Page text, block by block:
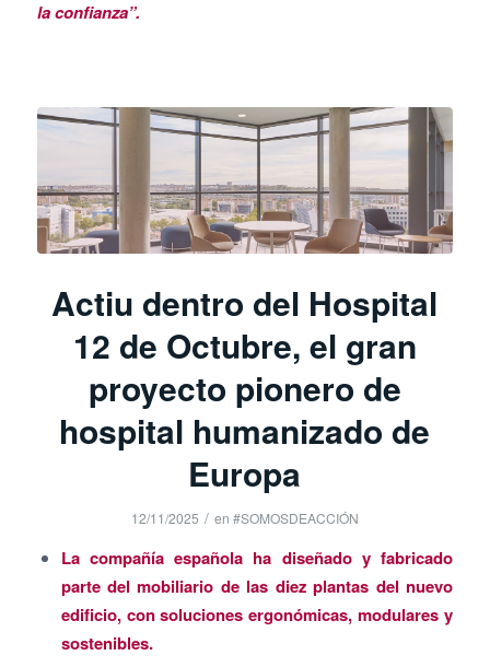
la confianza”.
Actiu dentro del Hospital
12 de Octubre, el gran
proyecto pionero de
hospital humanizado de
Europa
12/11/2025 / en #SOMOSDEACCIÓN
La compañía española ha diseñado y fabricado
parte del mobiliario de las diez plantas del nuevo
edificio, con soluciones ergonómicas, modulares y
sostenibles.